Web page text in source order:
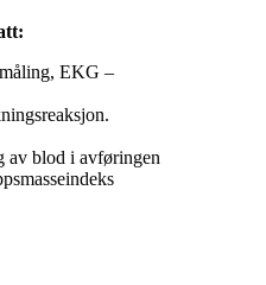
EKG –
av blod i avføringen